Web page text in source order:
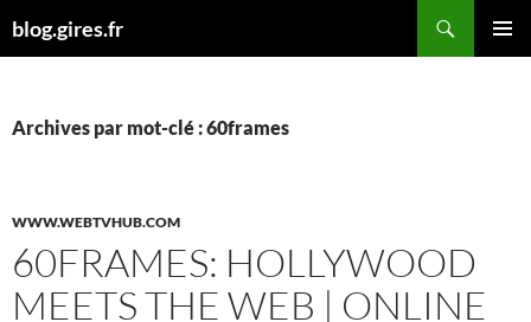
aublog.gires.fr
Archives par mot-clé : 60frames
WWW.WEBTVHUB.COM
60FRAMES: HOLLYWOOD
MEETS THE WEB | ONLINE